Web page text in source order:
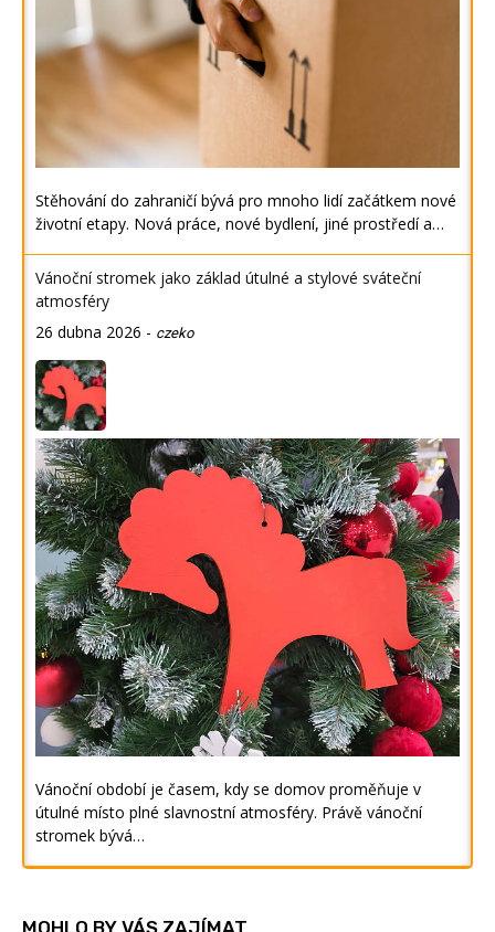
Stěhování do zahraničí bývá pro mnoho lidí začátkem nové
životní etapy. Nová práce, nové bydlení, jiné prostředí a…
Vánoční stromek jako základ útulné a stylové sváteční
atmosféry
26 dubna 2026 - czeko
Vánoční období je časem, kdy se domov proměňuje v
útulné místo plné slavnostní atmosféry. Právě vánoční
stromek bývá…
MOHLO BY VÁS ZAJÍMAT